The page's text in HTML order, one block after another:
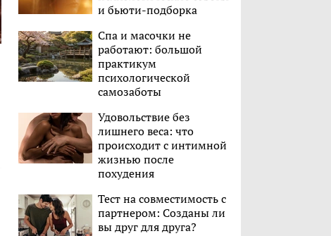
и бьюти-подборка
Спа и масочки не
работают: большой
практикум
психологической
самозаботы
Удовольствие без
лишнего веса: что
происходит с интимной
жизнью после
похудения
Тест на совместимость с
партнером: Созданы ли
вы друг для друга?